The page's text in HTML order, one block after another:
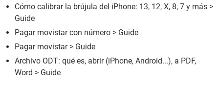
Cómo calibrar la brújula del iPhone: 13, 12, X, 8, 7 y más >
Guide
Pagar movistar con número > Guide
Pagar movistar> Guide
Archivo ODT: qué es, abrir (iPhone, Android...), a PDF,
Word > Guide